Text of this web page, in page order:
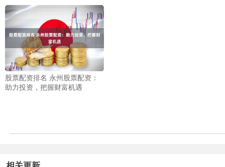
股票配资排名 永州股票配资：
助力投资，把握财富机遇